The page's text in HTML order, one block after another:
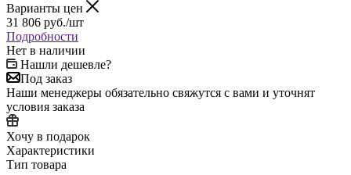
Варианты цен
31 806 руб./шт
Подробности
Нет в наличии
Нашли дешевле?
Под заказ
Наши менеджеры обязательно свяжутся с вами и уточнят
условия заказа
Хочу в подарок
Характеристики
Тип товара